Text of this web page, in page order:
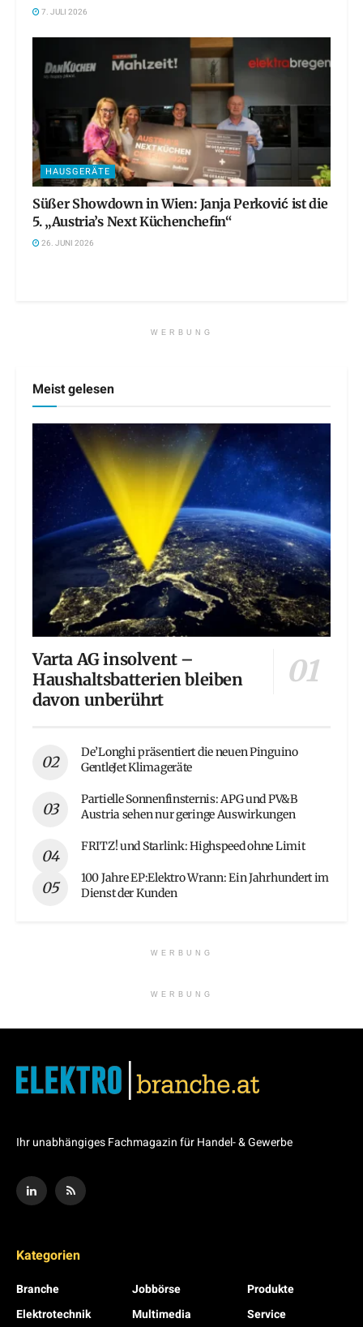
7. JULI 2026
HAUSGERÄTE
Süßer Showdown in Wien: Janja Perković ist die
5. „Austria’s Next Küchenchefin“
26. JUNI 2026
WERBUNG
Meist gelesen
Varta AG insolvent –
Haushaltsbatterien bleiben
davon unberührt
De’Longhi präsentiert die neuen Pinguino
GentleJet Klimageräte
Partielle Sonnenfinsternis: APG und PV&B
Austria sehen nur geringe Auswirkungen
FRITZ! und Starlink: Highspeed ohne Limit
100 Jahre EP:Elektro Wrann: Ein Jahrhundert im
Dienst der Kunden
WERBUNG
WERBUNG
Ihr unabhängiges Fachmagazin für Handel- & Gewerbe
Kategorien
Branche
Elektrotechnik
Jobbörse
Multimedia
Produkte
Service